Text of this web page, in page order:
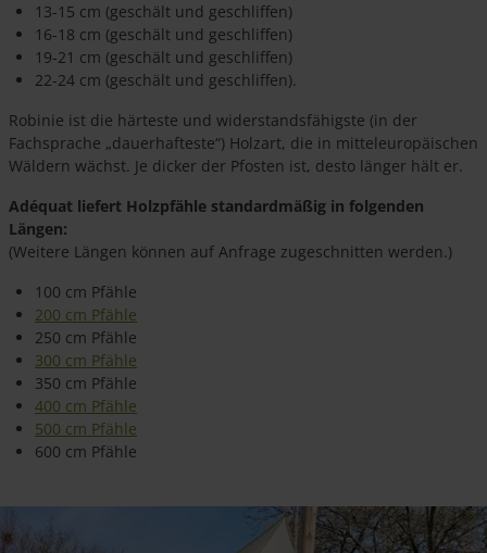
13-15 cm (geschält und geschliffen)
16-18 cm (geschält und geschliffen)
19-21 cm (geschält und geschliffen)
22-24 cm (geschält und geschliffen).
Robinie ist die härteste und widerstandsfähigste (in der
Fachsprache „dauerhafteste“) Holzart, die in mitteleuropäischen
Wäldern wächst. Je dicker der Pfosten ist, desto länger hält er.
Adéquat liefert Holzpfähle standardmäßig in folgenden
Längen:
(Weitere Längen können auf Anfrage zugeschnitten werden.)
100 cm Pfähle
200 cm Pfähle
250 cm Pfähle
300 cm Pfähle
350 cm Pfähle
400 cm Pfähle
500 cm Pfähle
600 cm Pfähle